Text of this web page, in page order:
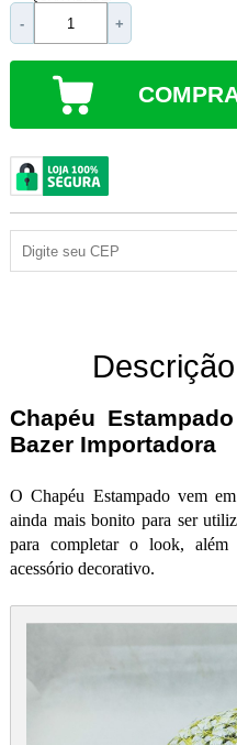
- +
Chapéu
Bazer Importadora
O Chapéu Estampado vem
ainda mais bonito para ser
para completar o look,
acessório decorativo.